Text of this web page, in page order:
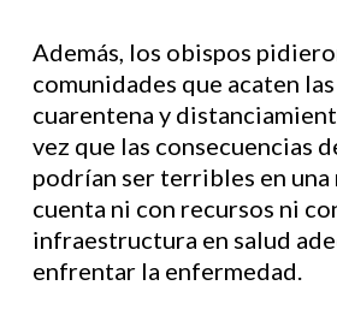
Además, los obispos
comunidades que acaten
cuarentena y
vez que las consecuencias
podrían ser terribles en una
cuenta ni con recursos ni
infraestructura en salud
enfrentar la enfermedad.